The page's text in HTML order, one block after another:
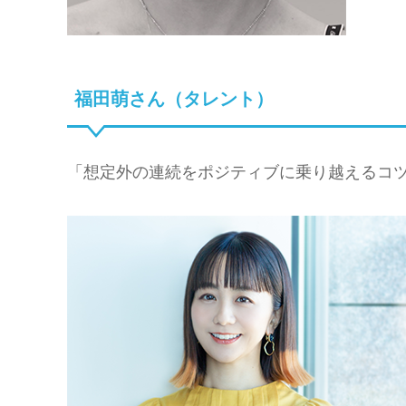
福田萌さん（タレント）
「想定外の連続をポジティブに乗り越えるコ